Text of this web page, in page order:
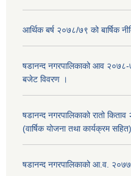
आर्थिक बर्ष २०७८/७९ को बार्षिक
षडानन्द नगरपालिकाको आव २०७८-
बजेट विवरण ।
षडानन्द नगरपालिकाको रातो
(वार्षिक योजना तथा कार्यक्रम
षडानन्द नगरपालिकाको आ.व.